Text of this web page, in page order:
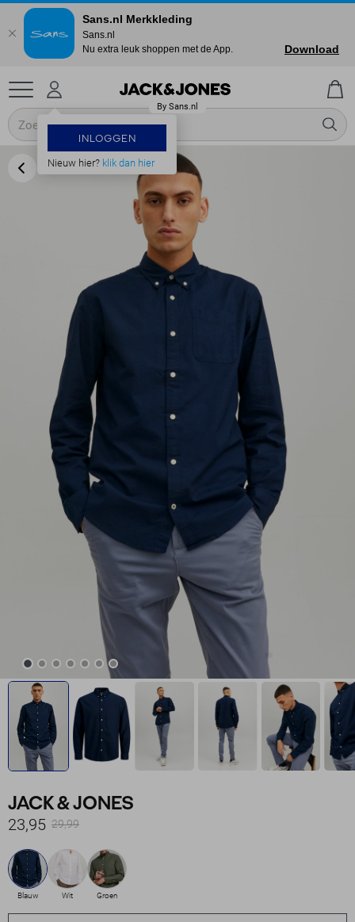
INLOGGEN
Nieuw hier? klik dan hier
JACK & JONES
23,95 29,99
Blauw Wit Groen
Sans.nl Merkkleding
Sans.nl
Nu extra leuk shoppen met de App.
Download